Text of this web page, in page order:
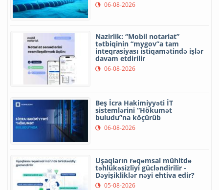
06-08-2026
Nazirlik: “Mobil notariat”
tətbiqinin “mygov”a tam
inteqrasiyası istiqamətində işlər
davam etdirilir
06-08-2026
Beş İcra Hakimiyyəti İT
sistemlərini “Hökumət
buludu”na köçürüb
06-08-2026
Uşaqların rəqəmsal mühitdə
təhlükəsizliyi gücləndirilir -
Dəyişikliklər nəyi ehtiva edir?
05-08-2026